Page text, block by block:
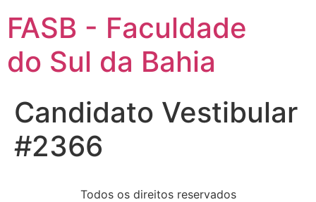
FASB - Faculdade
do Sul da Bahia
Candidato Vestibular
#2366
Todos os direitos reservados